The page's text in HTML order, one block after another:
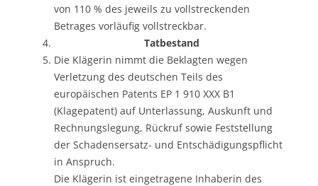
von 110 % des jeweils zu vollstreckenden
Betrages vorläufig vollstreckbar.
Tatbestand
Die Klägerin nimmt die Beklagten wegen
Verletzung des deutschen Teils des
europäischen Patents EP 1 910 XXX B1
(Klagepatent) auf Unterlassung, Auskunft und
Rechnungslegung, Rückruf sowie Feststellung
der Schadensersatz- und Entschädigungspflicht
in Anspruch.
Die Klägerin ist eingetragene Inhaberin des